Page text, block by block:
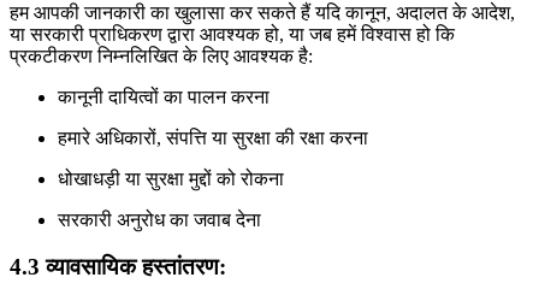
हम आपकी जानकारी का खुलासा कर सकते हैं यदि कानून, अदालत के आदेश,
या सरकारी प्राधिकरण द्वारा आवश्यक हो, या जब हमें विश्वास हो कि
प्रकटीकरण निम्नलिखित के लिए आवश्यक है:
कानूनी दायित्वों का पालन करना
हमारे अधिकारों, संपत्ति या सुरक्षा की रक्षा करना
धोखाधड़ी या सुरक्षा मुद्दों को रोकना
सरकारी अनुरोध का जवाब देना
4.3 व्यावसायिक हस्तांतरण: